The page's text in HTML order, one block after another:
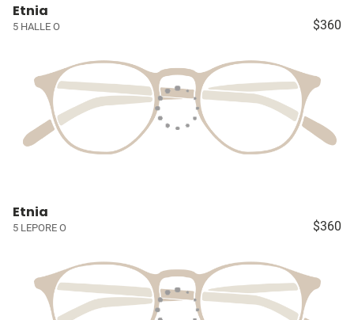
Etnia
5 HALLE O $360
Etnia
5 LEPORE O $360